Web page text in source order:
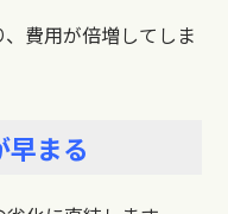
費用が倍増してしま
まる